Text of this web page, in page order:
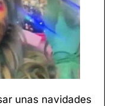
unas navidades